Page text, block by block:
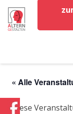
« Alle
Diese